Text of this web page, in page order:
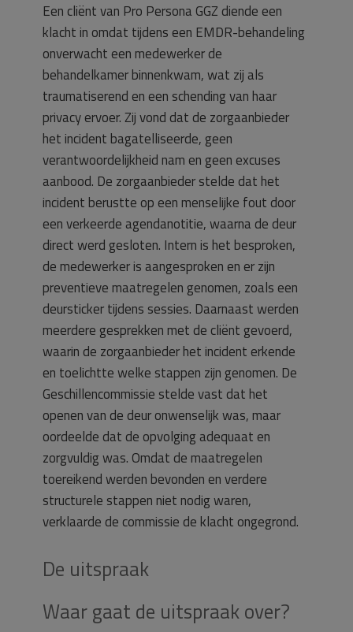
Een cliënt van Pro Persona GGZ diende een
klacht in omdat tijdens een EMDR-behandeling
onverwacht een medewerker de
behandelkamer binnenkwam, wat zij als
traumatiserend en een schending van haar
privacy ervoer. Zij vond dat de zorgaanbieder
het incident bagatelliseerde, geen
verantwoordelijkheid nam en geen excuses
aanbood. De zorgaanbieder stelde dat het
incident berustte op een menselijke fout door
een verkeerde agendanotitie, waarna de deur
direct werd gesloten. Intern is het besproken,
de medewerker is aangesproken en er zijn
preventieve maatregelen genomen, zoals een
deursticker tijdens sessies. Daarnaast werden
meerdere gesprekken met de cliënt gevoerd,
waarin de zorgaanbieder het incident erkende
en toelichtte welke stappen zijn genomen. De
Geschillencommissie stelde vast dat het
openen van de deur onwenselijk was, maar
oordeelde dat de opvolging adequaat en
zorgvuldig was. Omdat de maatregelen
toereikend werden bevonden en verdere
structurele stappen niet nodig waren,
verklaarde de commissie de klacht ongegrond.
De uitspraak
Waar gaat de uitspraak over?